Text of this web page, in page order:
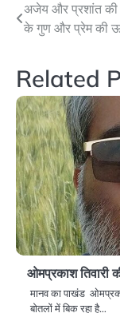
Post
navigation
अजेय और प्रशांत की
के गुण और प्रेम की
Related
ओमप्रकाश तिवारी
मानव का पाखंड
बोतलों में बिक रहा है…